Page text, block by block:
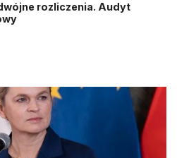
rozliczenia. Audyt